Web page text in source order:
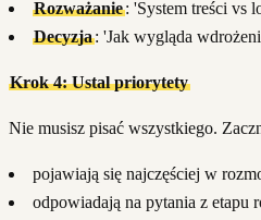
Rozważanie: 'System treści vs
Decyzja: 'Jak wygląda
Krok 4: Ustal priorytety
Nie musisz pisać wszystkiego.
pojawiają się najczęściej w
odpowiadają na pytania z etapu